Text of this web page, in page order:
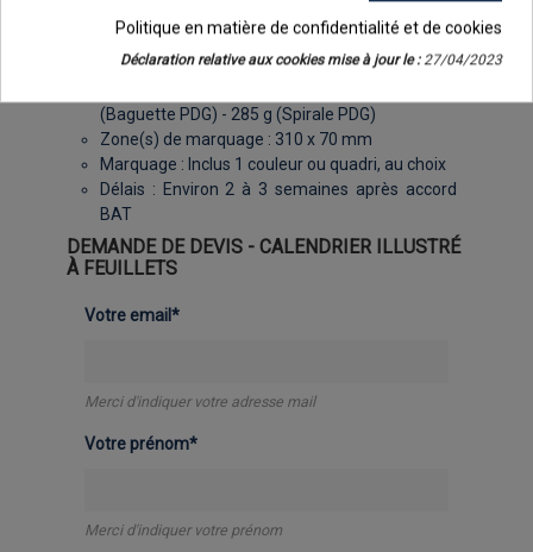
Reliure : Baguette métallique noire ou Spirale
métallique noire
(Baguette PDG) - 285 g (Spirale PDG)
Zone(s) de marquage : 310 x 70 mm
Marquage : Inclus 1 couleur ou quadri, au choix
Délais : Environ 2 à 3 semaines après accord
BAT
DEMANDE DE DEVIS - CALENDRIER ILLUSTRÉ
À FEUILLETS
Votre email*
Merci d'indiquer votre adresse mail
Votre prénom*
Merci d'indiquer votre prénom
Politique en matière de confidentialité et de cookies
Déclaration relative aux cookies mise à jour le :27/04/2023